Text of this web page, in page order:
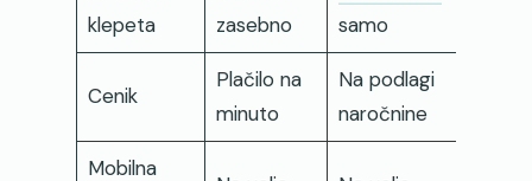
klepeta
zasebno
samo
Cenik
Plačilo na
minuto
Na podlagi
naročnine
Mobilna